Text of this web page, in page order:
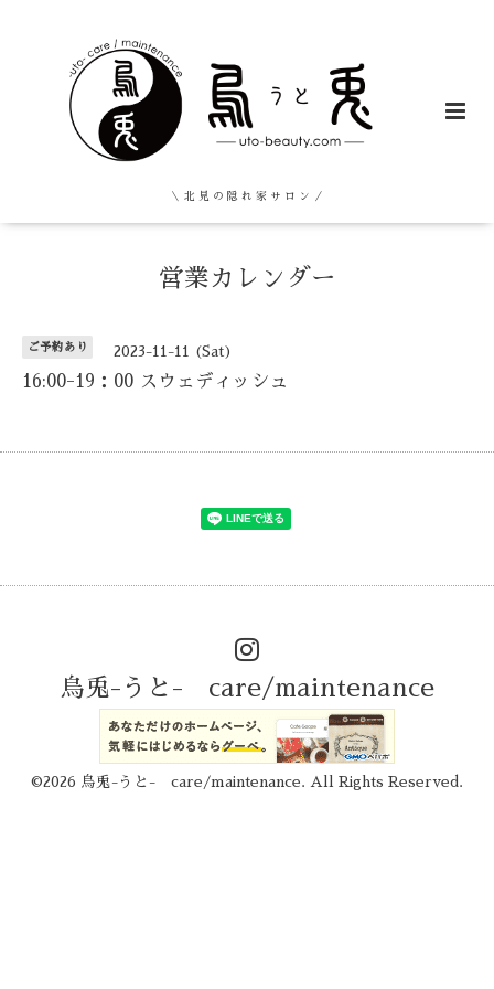
＼ 北 見 の 隠 れ 家 サ ロ ン ／
営業カレンダー
ご予約あり 2023-11-11 (Sat)
16:00-19：00 スウェディッシュ
烏兎-うと- care/maintenance
©2026 烏兎-うと- care/maintenance . All Rights Reserved.